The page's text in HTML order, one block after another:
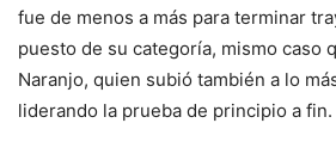
fue de menos a más para terminar
puesto de su categoría, mismo caso
Naranjo, quien subió también a lo
liderando la prueba de principio a fin.